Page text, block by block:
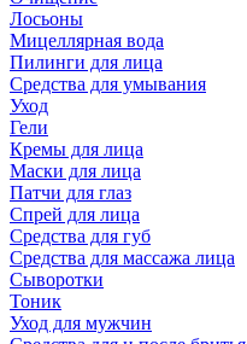
Лосьоны
Мицеллярная вода
Пилинги для лица
Средства для умывания
Уход
Гели
Кремы для лица
Маски для лица
Патчи для глаз
Спрей для лица
Средства для губ
Средства для массажа лица
Сыворотки
Тоник
Уход для мужчин